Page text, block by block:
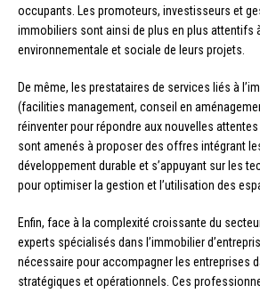
occupants. Les promoteurs, investisseurs et
immobiliers sont ainsi de plus en plus attentifs
environnementale et sociale de leurs projets.
De même, les prestataires de services liés à
(facilities management, conseil en
réinventer pour répondre aux nouvelles
sont amenés à proposer des offres intégrant
développement durable et s’appuyant sur les
pour optimiser la gestion et l’utilisation des
Enfin, face à la complexité croissante du
experts spécialisés dans l’immobilier
nécessaire pour accompagner les entreprises
stratégiques et opérationnels. Ces